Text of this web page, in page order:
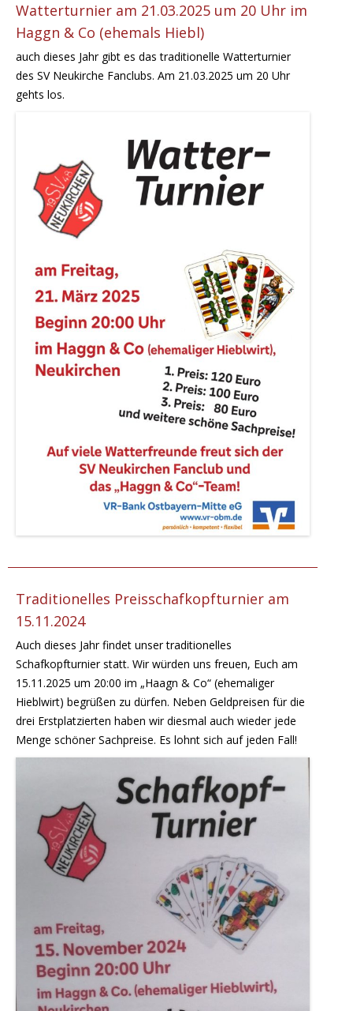
Watterturnier am 21.03.2025 um 20 Uhr im
Haggn & Co (ehemals Hiebl)
auch dieses Jahr gibt es das traditionelle Watterturnier
des SV Neukirche Fanclubs. Am 21.03.2025 um 20 Uhr
gehts los.
Traditionelles Preisschafkopfturnier am
15.11.2024
Auch dieses Jahr findet unser traditionelles
Schafkopfturnier statt. Wir würden uns freuen, Euch am
15.11.2025 um 20:00 im „Haagn & Co“ (ehemaliger
Hieblwirt) begrüßen zu dürfen. Neben Geldpreisen für die
drei Erstplatzierten haben wir diesmal auch wieder jede
Menge schöner Sachpreise. Es lohnt sich auf jeden Fall!